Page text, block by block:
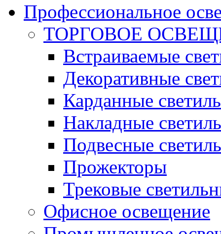
Профессиональное
ТОРГОВОЕ
Встраиваемые
Декоративные
Карданные
Накладные
Подвесные
Прожекторы
Трековые
Офисное освещение